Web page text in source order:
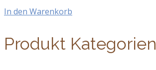
In den Warenkorb
Produkt Kategorien